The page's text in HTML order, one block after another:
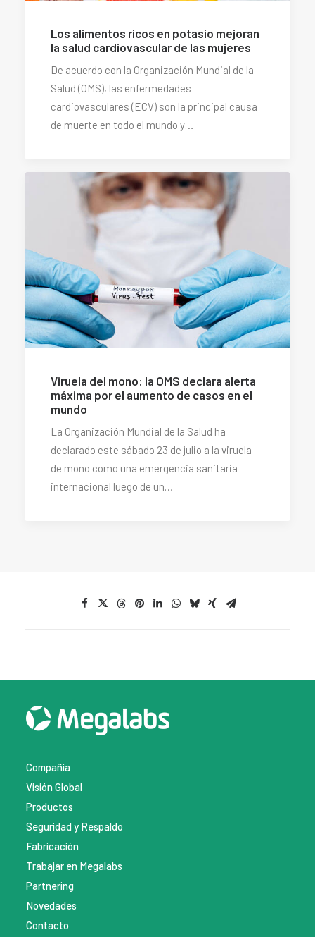
Los alimentos ricos en potasio mejoran
la salud cardiovascular de las mujeres
De acuerdo con la Organización Mundial de la
Salud (OMS), las enfermedades
cardiovasculares (ECV) son la principal causa
de muerte en todo el mundo y…
Viruela del mono: la OMS declara alerta
máxima por el aumento de casos en el
mundo
La Organización Mundial de la Salud ha
declarado este sábado 23 de julio a la viruela
de mono como una emergencia sanitaria
internacional luego de un…
Compañía
Visión Global
Productos
Seguridad y Respaldo
Fabricación
Trabajar en Megalabs
Partnering
Novedades
Contacto